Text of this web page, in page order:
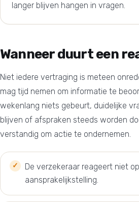
langer blijven hangen in vragen.
Wanneer duurt een
Niet iedere vertraging is meteen
mag tijd nemen om informatie te
wekenlang niets gebeurt, duidelijke
blijven of afspraken steeds worden
verstandig om actie te ondernemen.
De verzekeraar reageert niet
aansprakelijkstelling.